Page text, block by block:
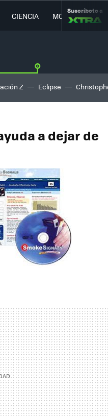
CIENCIA MOVILIDAD
Suscríbete a
Z Eclipse
a dejar de